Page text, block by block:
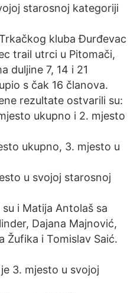
starosnoj kategoriji
kluba Đurđevac
trail utrci u Pitomači,
duljine 7, 14 i 21
s čak 16 članova.
rezultate ostvarili su:
ukupno i 2. mjesto
ukupno, 3. mjesto u
u svojoj starosnoj
i Matija Antolaš sa
Dajana Majnović,
Žufika i Tomislav Saić.
3. mjesto u svojoj